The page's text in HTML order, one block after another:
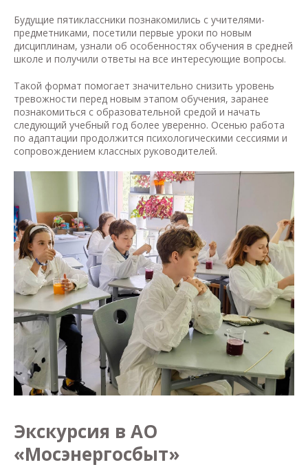
Будущие пятиклассники познакомились с учителями-
предметниками, посетили первые уроки по новым
дисциплинам, узнали об особенностях обучения в средней
школе и получили ответы на все интересующие вопросы.
Такой формат помогает значительно снизить уровень
тревожности перед новым этапом обучения, заранее
познакомиться с образовательной средой и начать
следующий учебный год более уверенно. Осенью работа
по адаптации продолжится психологическими сессиями и
сопровождением классных руководителей.
Экскурсия в АО
«Мосэнергосбыт»